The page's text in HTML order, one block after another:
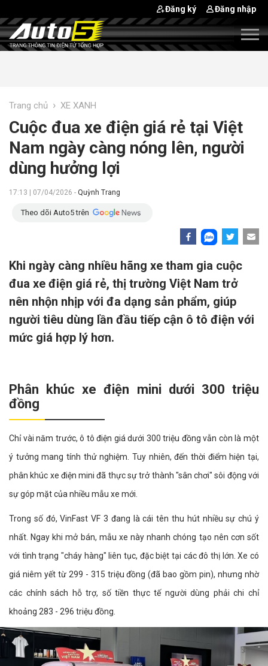
Đăng ký Đăng nhập
Trang chủ › XE XANH
Cuộc đua xe điện giá rẻ tại Việt
Nam ngày càng nóng lên, người
dùng hưởng lợi
17:13 | 07/04/2026 - Quỳnh Trang
Theo dõi Auto5 trên
Khi ngày càng nhiều hãng xe tham gia cuộc
đua xe điện giá rẻ, thị trường Việt Nam trở
nên nhộn nhịp với đa dạng sản phẩm, giúp
người tiêu dùng lần đầu tiếp cận ô tô điện với
mức giá hợp lý hơn.
Phân khúc xe điện mini dưới 300 triệu
đồng
Chỉ vài năm trước, ô tô điện giá dưới 300 triệu đồng vẫn còn là một
ý tưởng mang tính thử nghiệm. Tuy nhiên, đến thời điểm hiện tại,
phân khúc xe điện mini đã thực sự trở thành "sân chơi" sôi động với
sự góp mặt của nhiều mẫu xe mới.
Trong số đó, VinFast VF 3 đang là cái tên thu hút nhiều sự chú ý
nhất. Ngay khi mở bán, mẫu xe này nhanh chóng tạo nên cơn sốt
với tình trạng "cháy hàng" liên tục, đặc biệt tại các đô thị lớn. Xe có
giá niêm yết từ 299 - 315 triệu đồng (đã bao gồm pin), nhưng nhờ
các chính sách hỗ trợ, số tiền thực tế người dùng phải chi chỉ
khoảng 283 - 296 triệu đồng.